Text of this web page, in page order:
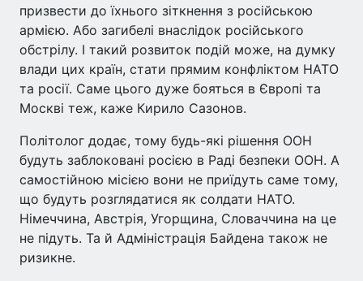
призвести до їхнього зіткнення з російською
армією. Або загибелі внаслідок російського
обстрілу. І такий розвиток подій може, на думку
влади цих країн, стати прямим конфліктом НАТО
та росії. Саме цього дуже бояться в Європі та
Москві теж, каже Кирило Сазонов.
Політолог додає, тому будь-які рішення ООН
будуть заблоковані росією в Раді безпеки ООН. А
самостійною місією вони не приїдуть саме тому,
що будуть розглядатися як солдати НАТО.
Німеччина, Австрія, Угорщина, Словаччина на це
не підуть. Та й Адміністрація Байдена також не
ризикне.